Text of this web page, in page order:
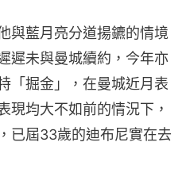
與藍月亮分道揚鑣的情境
遲未與曼城續約，今年亦
「掘金」，在曼城近月表
現均大不如前的情況下，
已屆33歲的迪布尼實在去